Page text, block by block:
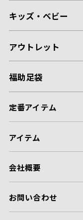
キッズ・ベビー
アウトレット
福助足袋
定番アイテム
アイテム
会社概要
お問い合わせ